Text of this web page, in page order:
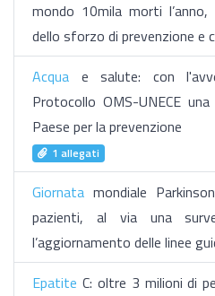
mondo 10mila morti
dello sforzo di prevenzione e
Acqua e salute: con
Protocollo OMS-UNECE
Paese per la prevenzione
1 allegati
Giornata mondiale
pazienti, al via una
l’aggiornamento delle linee
Epatite C: oltre 3 milioni di